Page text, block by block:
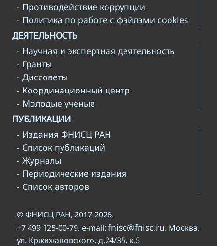
- Противодействие коррупции
- Политика по работе с файлами cookies
ДЕЯТЕЛЬНОСТЬ
- Научная и экспертная деятельность
- Гранты
- Диссоветы
- Координационный центр
- Молодые ученые
ПУБЛИКАЦИИ
- Издания ФНИСЦ РАН
- Список публикаций
- Журналы
- Периодические издания
- Список авторов
© ФНИСЦ РАН, 2017-2026.
+7 499 125-00-79, e-mail: fnisc@fnisc.ru. Москва,
ул. Кржижановского, д.24/35, к.5